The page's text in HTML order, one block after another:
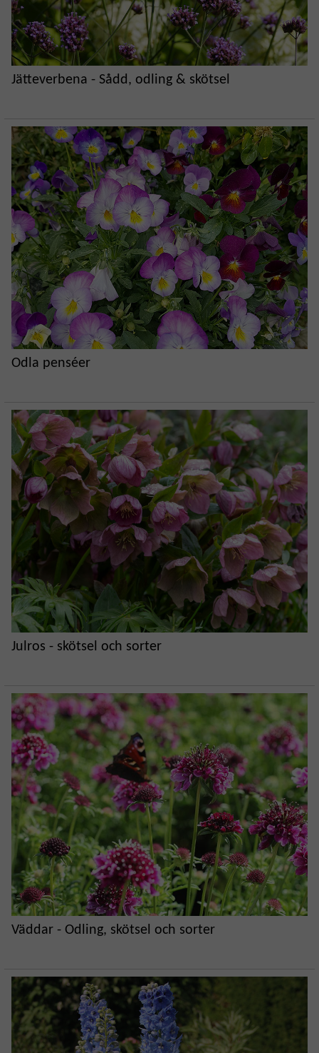
Jätteverbena - Sådd, odling & skötsel
Odla penséer
Julros - skötsel och sorter
Väddar - Odling, skötsel och sorter